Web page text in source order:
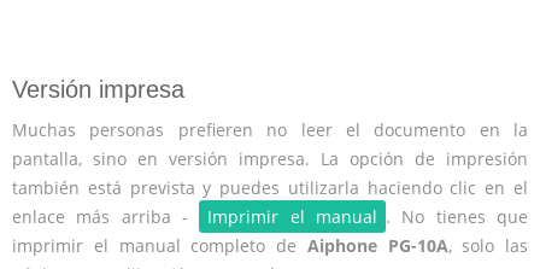
Versión impresa
Muchas personas prefieren no leer el documento en la
pantalla, sino en versión impresa. La opción de impresión
también está prevista y puedes utilizarla haciendo clic en el
enlace más arriba -
Imprimir el manual . No tienes que
imprimir el manual completo de Aiphone PG-10A, solo las